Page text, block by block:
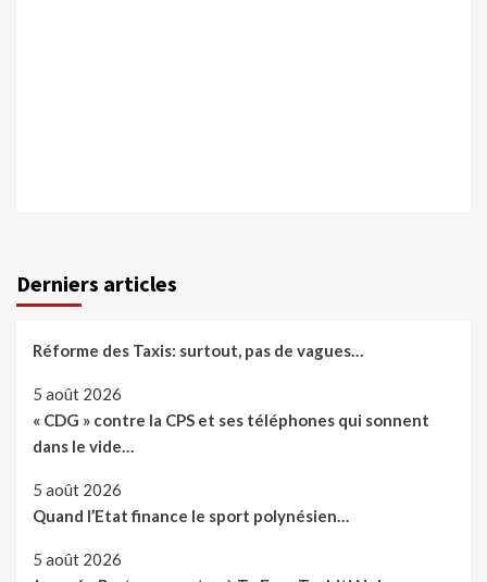
Derniers articles
Réforme des Taxis: surtout, pas de vagues…
5 août 2026
« CDG » contre la CPS et ses téléphones qui sonnent
dans le vide…
5 août 2026
Quand l’Etat finance le sport polynésien…
5 août 2026